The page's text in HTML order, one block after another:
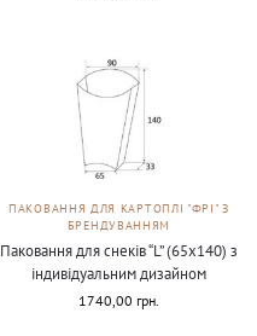
ПАКОВАННЯ ДЛЯ КАРТОПЛІ "ФРІ" З
БРЕНДУВАННЯМ
Паковання для снеків “L” (65х140) з
індивідуальним дизайном
1740,00 грн.